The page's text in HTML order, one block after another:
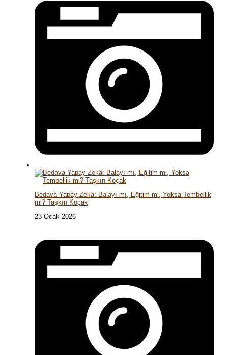
Bedava Yapay Zekâ: Balayı mı, Eğitim mi, Yoksa Tembellik
mi? Taşkın Koçak
23 Ocak 2026